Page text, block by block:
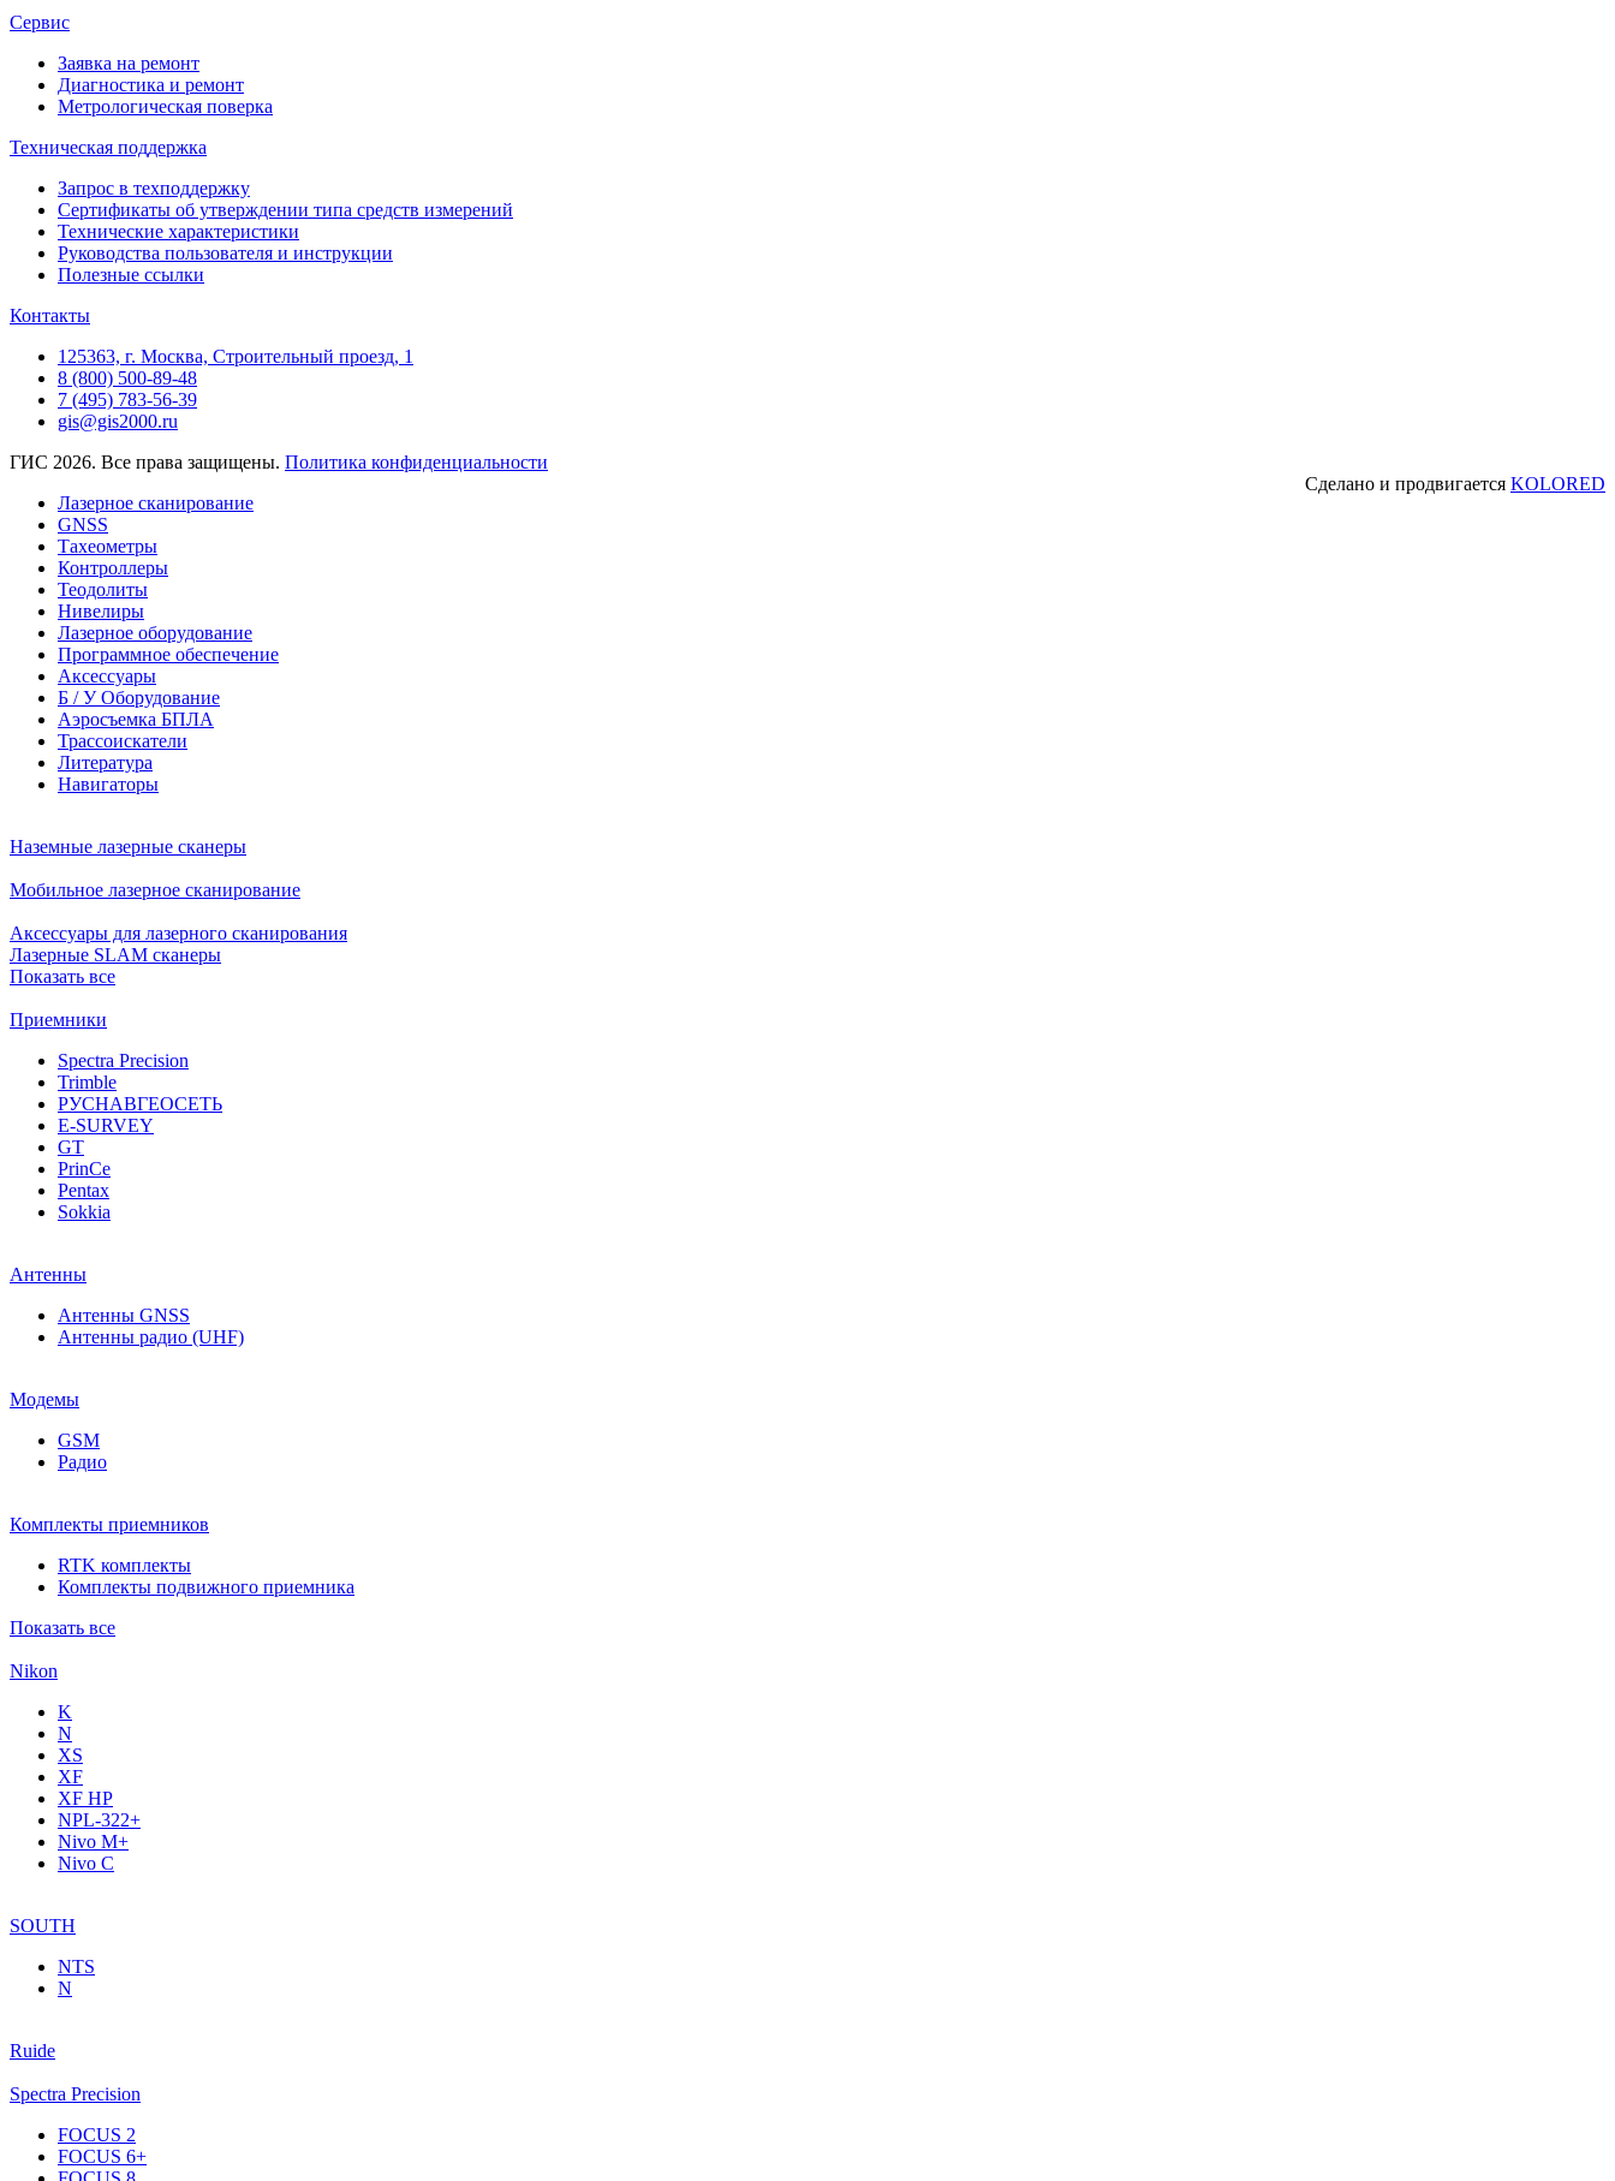
Сервис
Заявка на ремонт
Диагностика и ремонт
Метрологическая поверка
Техническая поддержка
Запрос в техподдержку
Сертификаты об утверждении типа средств измерений
Технические характеристики
Руководства пользователя и инструкции
Полезные ссылки
Контакты
125363, г. Москва, Строительный проезд, 1
8 (800) 500-89-48
7 (495) 783-56-39
gis@gis2000.ru
ГИС 2026. Все права защищены. Политика конфиденциальности
Сделано и продвигается KOLORED
Лазерное сканирование
GNSS
Тахеометры
Контроллеры
Теодолиты
Нивелиры
Лазерное оборудование
Программное обеспечение
Аксессуары
Б / У Оборудование
Аэросъемка БПЛА
Трассоискатели
Литература
Навигаторы
Наземные лазерные сканеры
Мобильное лазерное сканирование
Аксессуары для лазерного сканирования
Лазерные SLAM сканеры
Показать все
Приемники
Spectra Precision
Trimble
РУСНАВГЕОСЕТЬ
E-SURVEY
GT
PrinCe
Pentax
Sokkia
Антенны
Антенны GNSS
Антенны радио (UHF)
Модемы
GSM
Радио
Комплекты приемников
RTK комплекты
Комплекты подвижного приемника
Показать все
Nikon
K
N
XS
XF
XF НР
NPL-322+
Nivo M+
Nivo C
SOUTH
NTS
N
Ruide
Spectra Precision
FOCUS 2
FOCUS 6+